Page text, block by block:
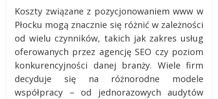
Koszty związane z pozycjonowaniem www w
Płocku mogą znacznie się różnić w zależności
od wielu czynników, takich jak zakres usług
oferowanych przez agencję SEO czy poziom
konkurencyjności danej branży. Wiele firm
decyduje się na różnorodne modele
współpracy – od jednorazowych audytów